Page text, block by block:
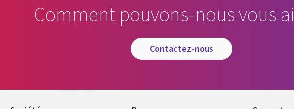
Comment pouvons-nous vous
contactez-nous